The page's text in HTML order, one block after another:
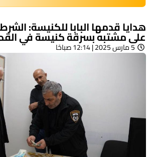
هدايا قدمها البابا للكنيسة:
على مشتبه بسرقة كنيسة في
5 مارس 2025 | 12:14 صباحًا